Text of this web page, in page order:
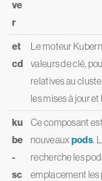
ve
r
et
cd
Le moteur
valeurs de clé,
relatives au
les mises à jour et
ku
be
-
sc
Ce composant
nouveaux pods.
recherche les
emplacement les